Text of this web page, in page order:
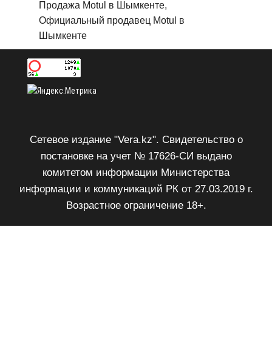
Продажа Motul в Шымкенте,
Официальный продавец Motul в
Шымкенте
Сетевое издание "Vera.kz". Свидетельство о
постановке на учет № 17626-СИ выдано
комитетом информации Министерства
информации и коммуникаций РК от 27.03.2019 г.
Возрастное ограничение 18+.